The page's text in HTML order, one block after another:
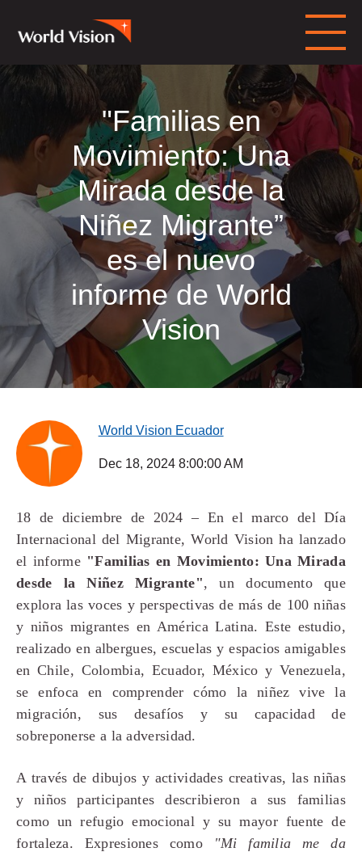
"Familias en
Movimiento: Una
Mirada desde la
Niñez Migrante”
es el nuevo
informe de World
Vision
World Vision Ecuador
Dec 18, 2024 8:00:00 AM
18 de diciembre de 2024 – En el marco del Día
Internacional del Migrante, World Vision ha lanzado
el informe "Familias en Movimiento: Una Mirada
desde la Niñez Migrante", un documento que
explora las voces y perspectivas de más de 100 niñas
y niños migrantes en América Latina. Este estudio,
realizado en albergues, escuelas y espacios amigables
en Chile, Colombia, Ecuador, México y Venezuela,
se enfoca en comprender cómo la niñez vive la
migración, sus desafíos y su capacidad de
sobreponerse a la adversidad.
A través de dibujos y actividades creativas, las niñas
y niños participantes describieron a sus familias
como un refugio emocional y su mayor fuente de
fortaleza. Expresiones como
"Mi familia me da